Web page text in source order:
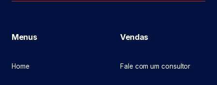
Menus
Home
Vendas
Fale com um consultor